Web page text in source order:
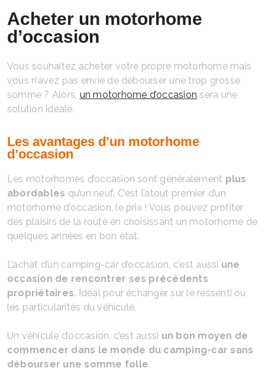
Acheter un motorhome
d’occasion
Vous souhaitez acheter votre propre motorhome mais
vous n’avez pas envie de débourser une trop grosse
somme ? Alors, un motorhome d’occasion sera une
solution idéale.
Les avantages d’un motorhome
d’occasion
Les motorhomes d’occasion sont généralement plus
abordables qu’un neuf. C’est l’atout premier d’un
motorhome d’occasion, le prix ! Vous pouvez profiter
des plaisirs de la route en choisissant un motorhome de
quelques années en bon état.
L’achat d’un camping-car d’occasion, c’est aussi une
occasion de rencontrer ses précédents
propriétaires. Idéal pour échanger sur le ressenti ou
les particularités du véhicule.
Un véhicule d’occasion, c’est aussi un bon moyen de
commencer dans le monde du camping-car sans
débourser une somme folle.